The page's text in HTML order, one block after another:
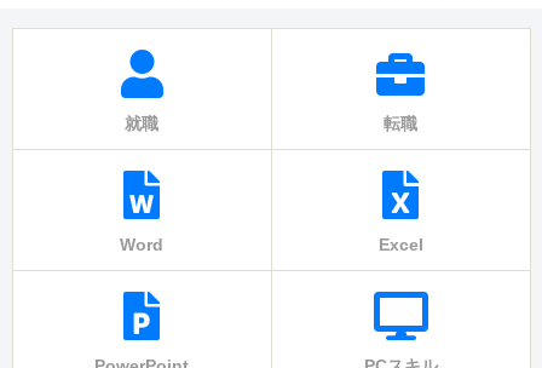
就職 転職
Word Excel